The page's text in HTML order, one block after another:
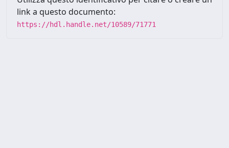
link a questo documento:
https://hdl.handle.net/10589/71771